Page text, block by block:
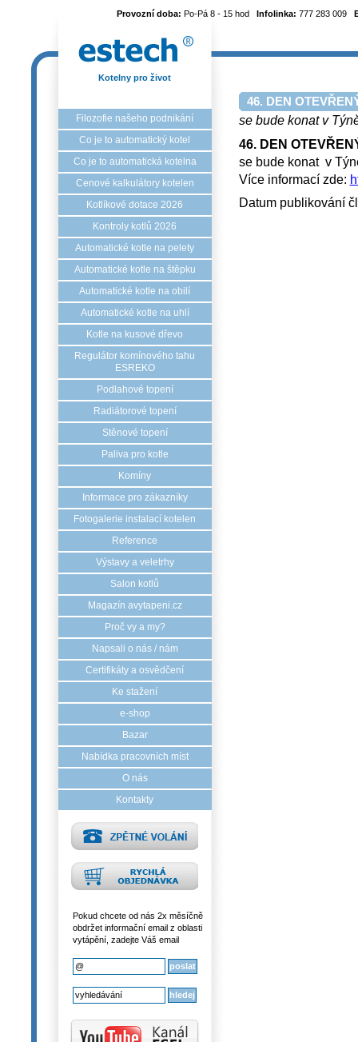
Provozní doba: Po-Pá 8 - 15 hod Infolinka: 777 283 009
Kotelny pro život
Filozofie našeho podnikání
Co je to automatický kotel
Co je to automatická kotelna
Cenové kalkulátory kotelen
Kotlíkové dotace 2026
Kontroly kotlů 2026
Automatické kotle na pelety
Automatické kotle na štěpku
Automatické kotle na obilí
Automatické kotle na uhlí
Kotle na kusové dřevo
Regulátor komínového tahu
ESREKO
Podlahové topení
Radiátorové topení
Stěnové topení
Paliva pro kotle
Komíny
Informace pro zákazníky
Fotogalerie instalací kotelen
Reference
Výstavy a veletrhy
Salon kotlů
Magazín avytapeni.cz
Proč vy a my?
Napsali o nás / nám
Certifikáty a osvědčení
Ke stažení
e-shop
Bazar
Nabídka pracovních míst
O nás
Kontakty
Pokud chcete od nás 2x měsíčně
obdržet informační email z oblasti
vytápění, zadejte Váš email
46. DEN
se bude konat v
46. DEN
se bude konat v
Více informací zde:
Datum publikování